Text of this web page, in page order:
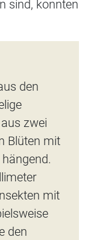
sind, konnten
den
zwei
Blüten mit
mit
den